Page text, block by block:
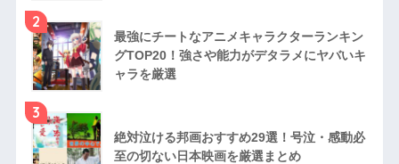
2
最強にチートなアニメキャラクターランキン
グTOP20！強さや能力がデタラメにヤバいキ
ャラを厳選
3
絶対泣ける邦画おすすめ29選！号泣・感動必
至の切ない日本映画を厳選まとめ